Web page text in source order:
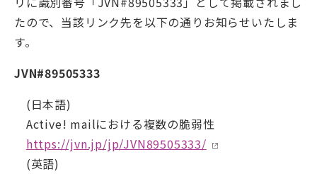
たので、当該リンク先を以下の通りお知らせいたしま
す。
JVN#89505333
(日本語)
Active! mailにおける複数の脆弱性
https://jvn.jp/jp/JVN89505333/
(英語)